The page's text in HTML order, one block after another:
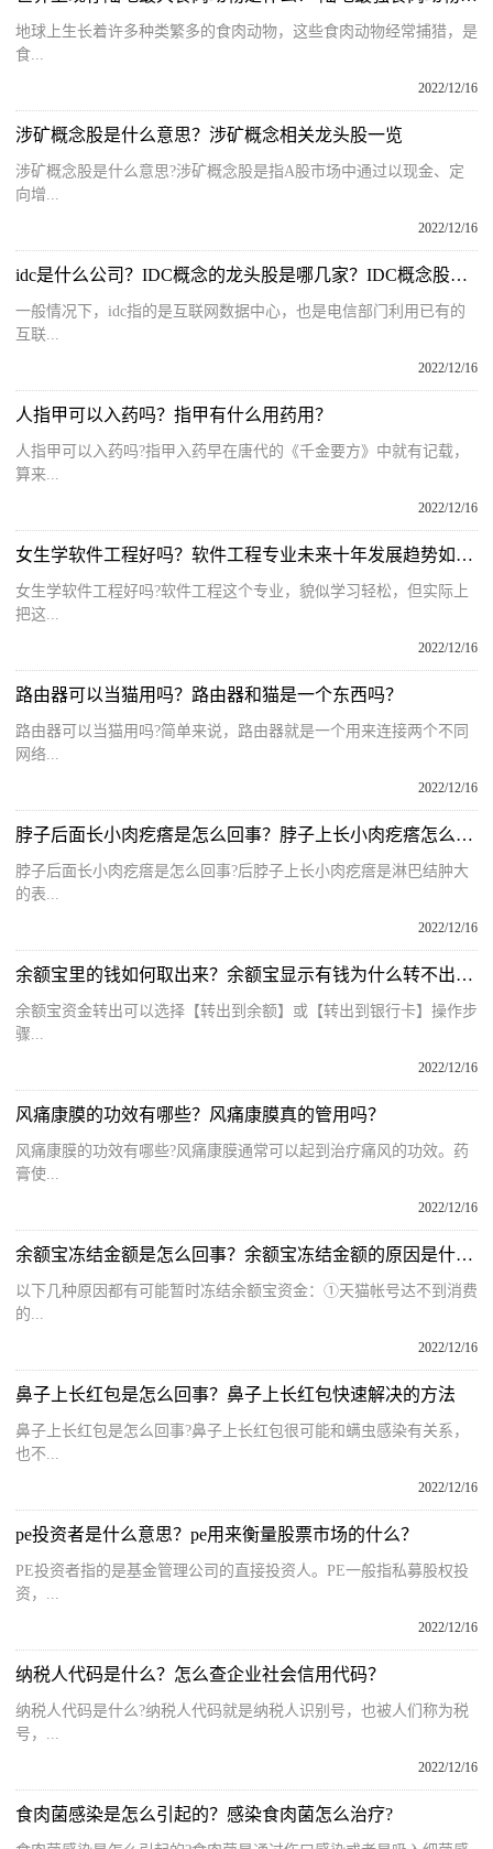
地球上生长着许多种类繁多的食肉动物，这些食肉动物经常捕猎，是
食...
2022/12/16
涉矿概念股是什么意思？涉矿概念相关龙头股一览
涉矿概念股是什么意思?涉矿概念股是指A股市场中通过以现金、定
向增...
2022/12/16
idc是什么公司？IDC概念的龙头股是哪几家？IDC概念股龙头一览表
一般情况下，idc指的是互联网数据中心，也是电信部门利用已有的
互联...
2022/12/16
人指甲可以入药吗？指甲有什么用药用？
人指甲可以入药吗?指甲入药早在唐代的《千金要方》中就有记载，
算来...
2022/12/16
女生学软件工程好吗？软件工程专业未来十年发展趋势如何？
女生学软件工程好吗?软件工程这个专业，貌似学习轻松，但实际上
把这...
2022/12/16
路由器可以当猫用吗？路由器和猫是一个东西吗？
路由器可以当猫用吗?简单来说，路由器就是一个用来连接两个不同
网络...
2022/12/16
脖子后面长小肉疙瘩是怎么回事？脖子上长小肉疙瘩怎么去除？
脖子后面长小肉疙瘩是怎么回事?后脖子上长小肉疙瘩是淋巴结肿大
的表...
2022/12/16
余额宝里的钱如何取出来？余额宝显示有钱为什么转不出去？
余额宝资金转出可以选择【转出到余额】或【转出到银行卡】操作步
骤...
2022/12/16
风痛康膜的功效有哪些？风痛康膜真的管用吗？
风痛康膜的功效有哪些?风痛康膜通常可以起到治疗痛风的功效。药
膏使...
2022/12/16
余额宝冻结金额是怎么回事？余额宝冻结金额的原因是什么？
以下几种原因都有可能暂时冻结余额宝资金：①天猫帐号达不到消费
的...
2022/12/16
鼻子上长红包是怎么回事？鼻子上长红包快速解决的方法
鼻子上长红包是怎么回事?鼻子上长红包很可能和螨虫感染有关系，
也不...
2022/12/16
pe投资者是什么意思？pe用来衡量股票市场的什么？
PE投资者指的是基金管理公司的直接投资人。PE一般指私募股权投
资，...
2022/12/16
纳税人代码是什么？怎么查企业社会信用代码？
纳税人代码是什么?纳税人代码就是纳税人识别号，也被人们称为税
号，...
2022/12/16
食肉菌感染是怎么引起的？感染食肉菌怎么治疗?